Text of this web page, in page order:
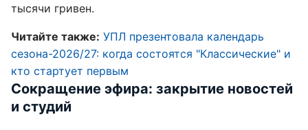
тысячи гривен.
Читайте также: УПЛ презентовала календарь
сезона-2026/27: когда состоятся "Классические" и
кто стартует первым
Сокращение эфира: закрытие новостей
и студий